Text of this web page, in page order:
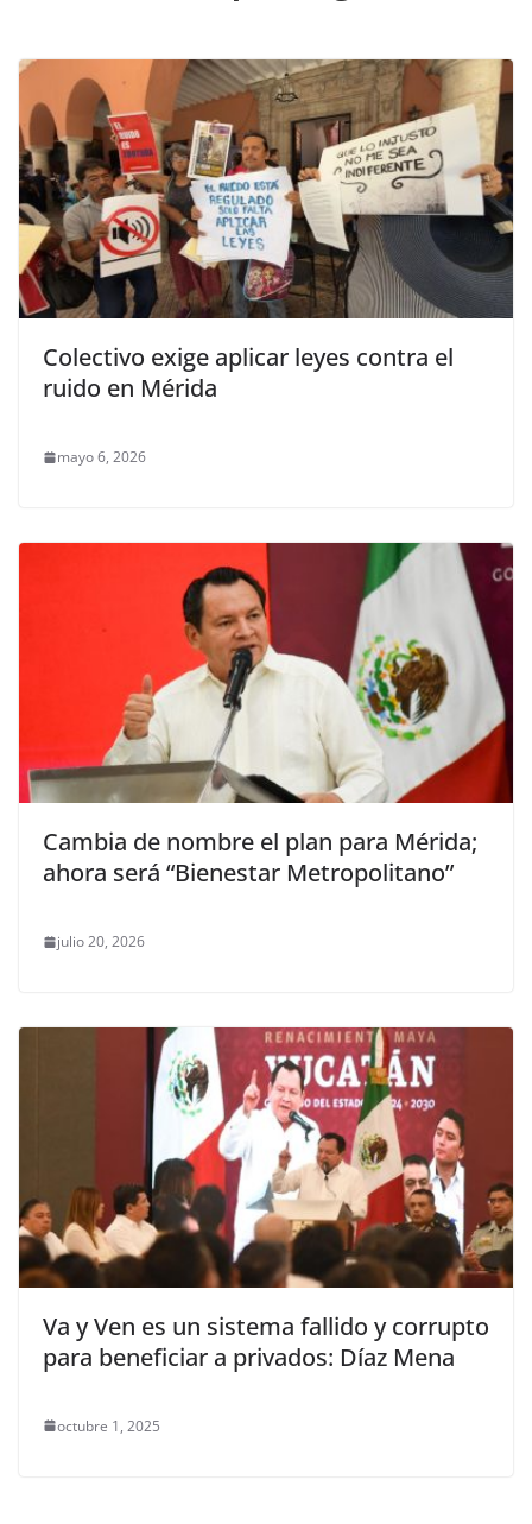
Colectivo exige aplicar leyes contra el
ruido en Mérida
mayo 6, 2026
Cambia de nombre el plan para Mérida;
ahora será “Bienestar Metropolitano”
julio 20, 2026
Va y Ven es un sistema fallido y corrupto
para beneficiar a privados: Díaz Mena
octubre 1, 2025